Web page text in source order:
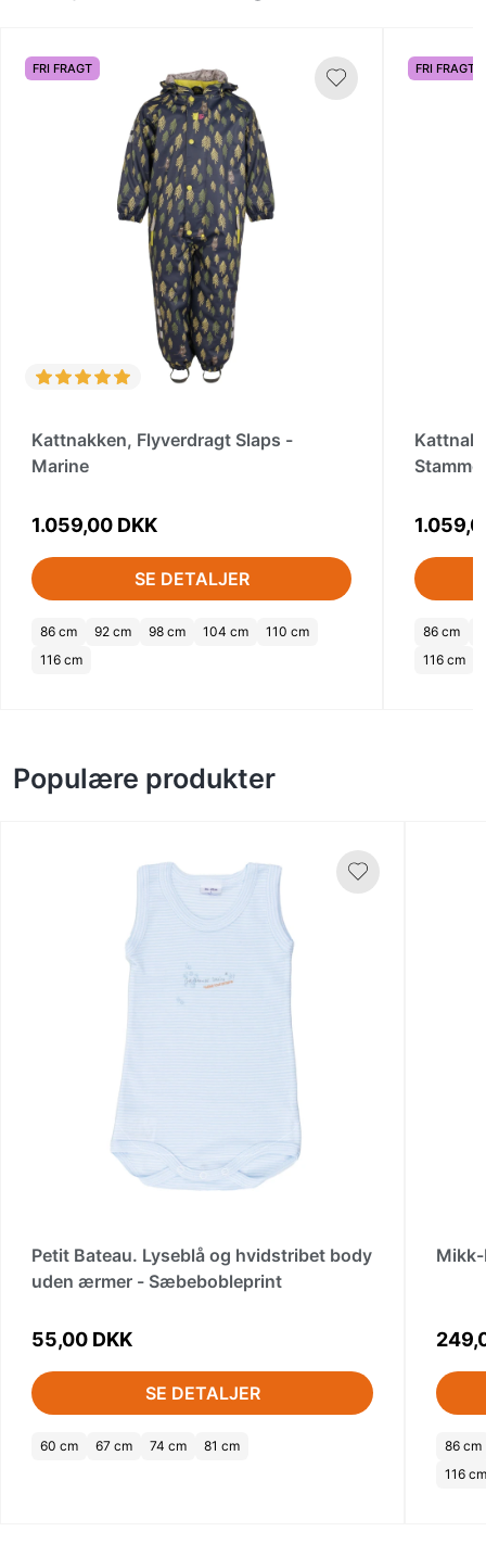
FRI FRAGT
Kattnakken, Flyverdragt Slaps -
Marine
1.059,00 DKK
SE DETALJER
86 cm 92 cm 98 cm 104 cm
110 cm
116 cm
FRI FRAGT
Stamme
86 cm
116 cm
Populære produkter
Petit Bateau. Lyseblå og hvidstribet body
uden ærmer - Sæbebobleprint
55,00 DKK
SE DETALJER
60 cm 67 cm 74 cm 81 cm
86 cm
116